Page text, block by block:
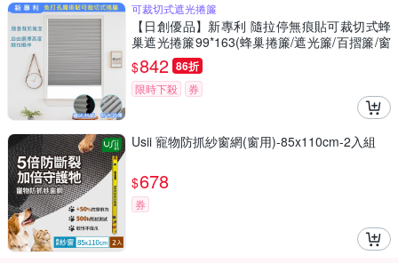
可裁切式遮光捲簾
【日創優品】新專利 隨拉停無痕貼可裁切式蜂
巢遮光捲簾99*163(蜂巢捲簾/遮光簾/百摺簾/窗
簾/門簾)
$842 86折
限時下殺 券
Usii 寵物防抓紗窗網(窗用)-85x110cm-2入組
$678
券